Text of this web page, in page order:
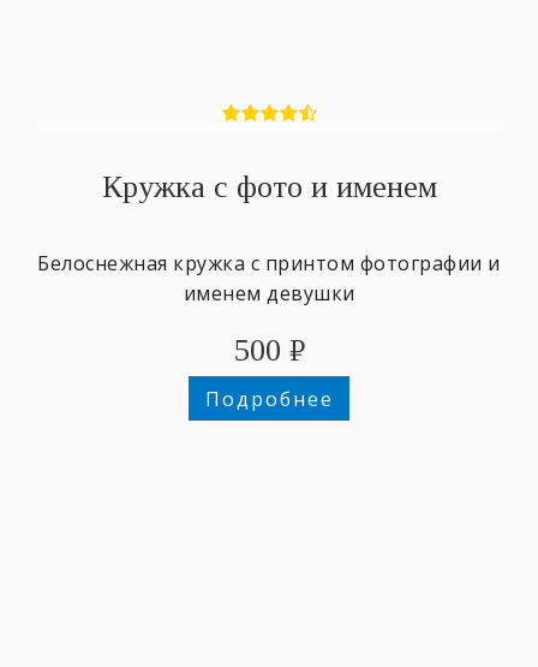
Кружка с фото и именем
Белоснежная кружка с принтом фотографии и
именем девушки
500 ₽
Подробнее